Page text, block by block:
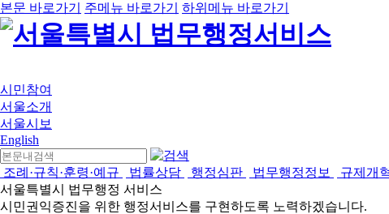
본문 바로가기 주메뉴 바로가기 하위메뉴 바로가기
시민참여
서울소개
서울시보
English
조례·규칙·훈령·예규 법률상담 행정심판 법무행정정보 규제개
서울특별시 법무행정 서비스
시민권익증진을 위한 행정서비스를 구현하도록 노력하겠습니다.